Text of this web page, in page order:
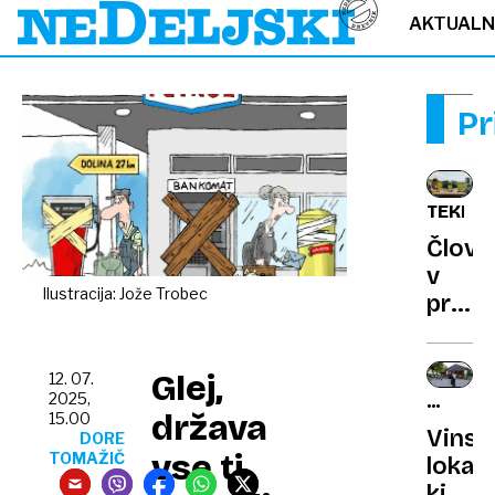
Ilustracija: Jože Trobec
Glej,
država
vse ti
12. 07.
2025,
15.00
DORE
TOMAŽIČ
v
še
za
las
boljši
od
lokal,